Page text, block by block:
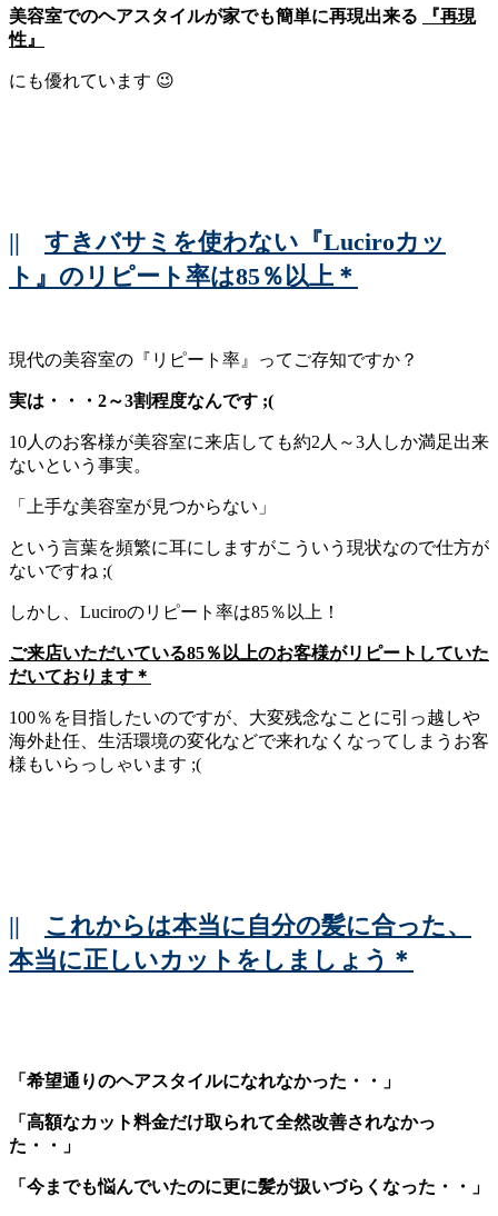
美容室でのヘアスタイルが家でも簡単に再現出来る
『再現
性』
にも優れています 😉
|| すきバサミを使わない『Luciroカッ
ト』のリピート率は85％以上＊
現代の美容室の『リピート率』ってご存知ですか？
実は・・・2～3割程度なんです ;(
10人のお客様が美容室に来店しても約2人～3人しか満足出来
ないという事実。
「上手な美容室が見つからない」
という言葉を頻繁に耳にしますがこういう現状なので仕方が
ないですね ;(
しかし、Luciroのリピート率は85％以上！
ご来店いただいている85％以上のお客様がリピートしていた
だいております＊
100％を目指したいのですが、大変残念なことに引っ越しや
海外赴任、生活環境の変化などで来れなくなってしまうお客
様もいらっしゃいます ;(
|| これからは本当に自分の髪に合った、
本当に正しいカットをしましょう＊
「希望通りのヘアスタイルになれなかった・・」
「高額なカット料金だけ取られて全然改善されなかっ
た・・」
「今までも悩んでいたのに更に髪が扱いづらくなった・・」